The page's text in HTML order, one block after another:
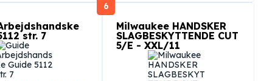
str. 7
6
Milwaukee HANDSKER
SLAGBESKYTTENDE CUT
5/E - XXL/11